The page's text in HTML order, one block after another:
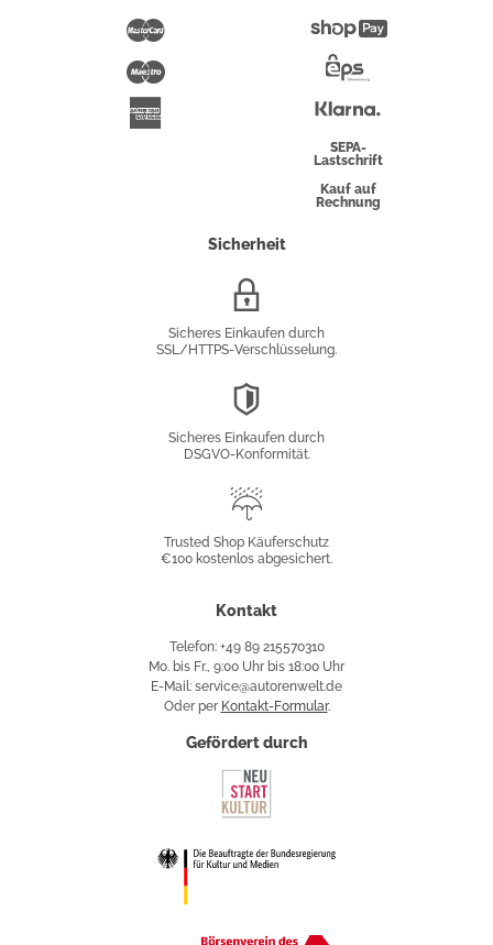
Maestro
Pay
Überweisung
SEPA-
Lastschrift
Kauf auf
Rechnung
Sicherheit
Sicheres Einkaufen durch
SSL/HTTPS-Verschlüsselung.
Sicheres Einkaufen durch
DSGVO-Konformität.
Käuferschutz
Trusted Shop Käuferschutz
€100 kostenlos abgesichert.
Kontakt
Telefon: +49 89 215570310
Mo. bis Fr., 9:00 Uhr bis 18:00 Uhr
E-Mail: service@autorenwelt.de
Oder per Kontakt-Formular.
Gefördert durch